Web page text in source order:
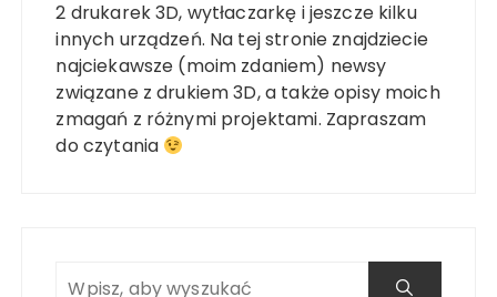
2 drukarek 3D, wytłaczarkę i jeszcze kilku
innych urządzeń. Na tej stronie znajdziecie
najciekawsze (moim zdaniem) newsy
związane z drukiem 3D, a także opisy moich
zmagań z różnymi projektami. Zapraszam
do czytania